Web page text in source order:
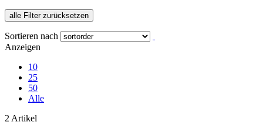
alle Filter zurücksetzen
Sortieren nach
Anzeigen
10
25
50
Alle
2 Artikel